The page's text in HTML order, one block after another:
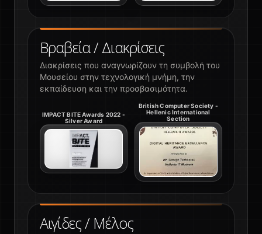
Αιγίδες / Μέλος
Βραβεία / Διακρίσεις
Διακρίσεις που αναγνωρίζουν τη συμβολή του
Μουσείου στην τεχνολογική μνήμη, την
εκπαίδευση και την προσβασιμότητα.
IMPACT BITE Awards 2022 -
Silver Award
British Computer Society -
Hellenic International
Section